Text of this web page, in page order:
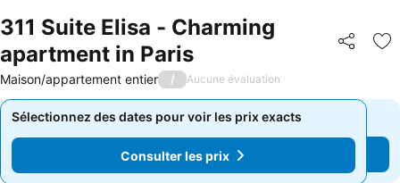
311 Suite Elisa - Charming
apartment in Paris
Partager
Maison/appartement entier / Aucune évaluation
Sélectionnez des dates pour voir les prix exacts
Consulter les prix
Sélectionnez des dates pour voir les prix exacts
Consulter les prix